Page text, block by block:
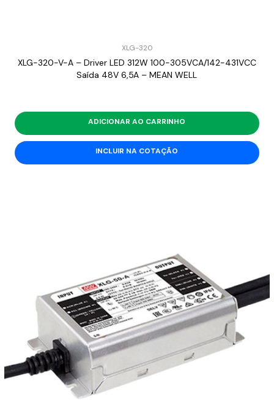
XLG-320
XLG-320-V-A – Driver LED 312W 100-305VCA/142-431VCC
Saída 48V 6,5A – MEAN WELL
ADICIONAR AO CARRINHO
INCLUIR NA COTAÇÃO